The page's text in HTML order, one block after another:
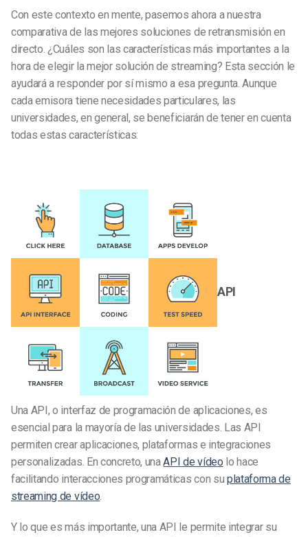
Con este contexto en mente, pasemos ahora a nuestra
comparativa de las mejores soluciones de retransmisión en
directo. ¿Cuáles son las características más importantes a la
hora de elegir la mejor solución de streaming? Esta sección le
ayudará a responder por sí mismo a esa pregunta. Aunque
cada emisora tiene necesidades particulares, las
universidades, en general, se beneficiarán de tener en cuenta
todas estas características:
API
Una API, o interfaz de programación de aplicaciones, es
esencial para la mayoría de las universidades. Las API
permiten crear aplicaciones, plataformas e integraciones
personalizadas. En concreto, unaAPI de vídeo lo hace
facilitando interacciones programáticas con su plataforma de
streaming de vídeo
Y lo que es más importante, una API le permite integrar su